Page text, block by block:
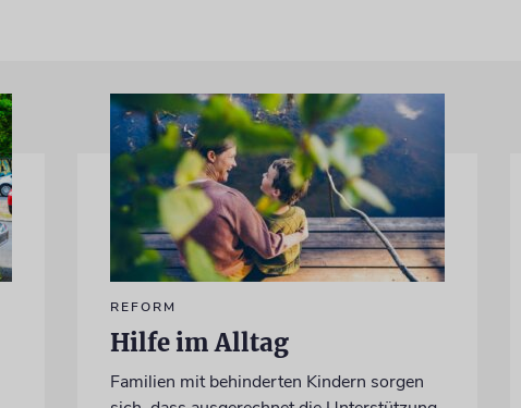
REFORM
Hilfe im Alltag
Familien mit behinderten Kindern sorgen